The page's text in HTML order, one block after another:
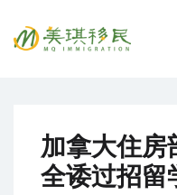
专注萨省持牌移民专业
加拿大住房
全诿过招留